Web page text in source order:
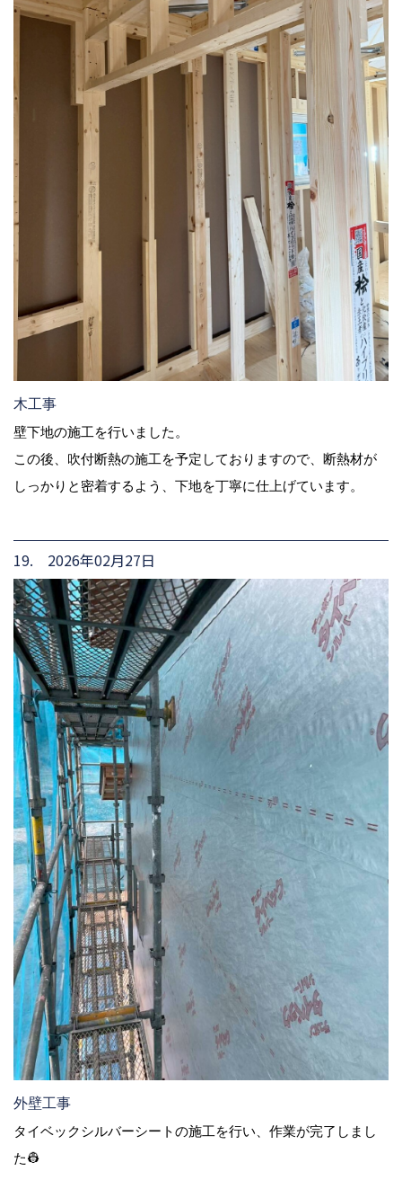
木工事
壁下地の施工を行いました。
この後、吹付断熱の施工を予定しておりますので、断熱材が
しっかりと密着するよう、下地を丁寧に仕上げています。
19. 2026年02月27日
外壁工事
タイベックシルバーシートの施工を行い、作業が完了しまし
た👷